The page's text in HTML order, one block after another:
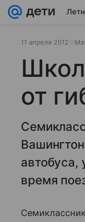
11 апреля 2012
от
автобуса,
время